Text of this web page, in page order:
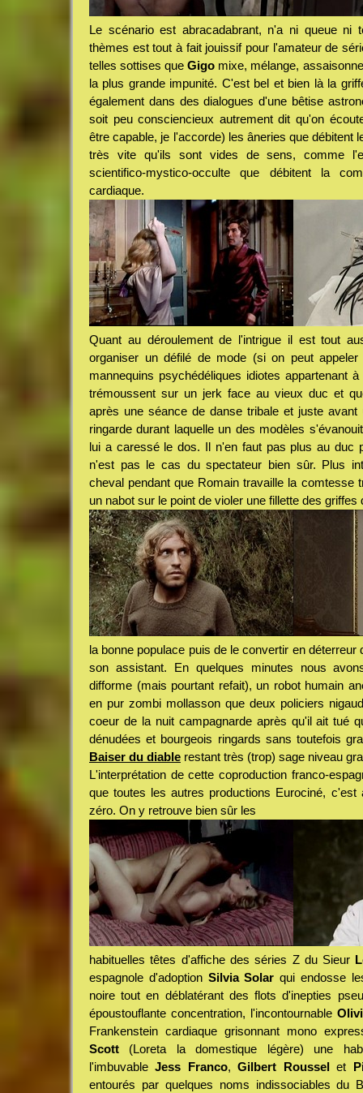
Le scénario est abracadabrant, n'a ni queue ni
thèmes est tout à fait jouissif pour l'amateur de
telles sottises queGigo mixe, mélange,
la plus grande impunité. C'est bel et bien là la
également dans des dialogues d'une bêtise
soit peu consciencieux autrement dit qu'on
être capable, je l'accorde) les âneries que débitent
très vite qu'ils sont vides de sens, comme
scientifico-mystico-occulte que débitent la
cardiaque.
Quant au déroulement de l'intrigue il est tout
organiser un défilé de mode (si on peut
mannequins psychédéliques idiotes appartenant
trémoussent sur un jerk face au vieux duc et
après une séance de danse tribale et juste
ringarde durant laquelle un des modèles
lui a caressé le dos. Il n'en faut pas plus au duc
n'est pas le cas du spectateur bien sûr. Plus
cheval pendant que Romain travaille la comtesse
un nabot sur le point de violer une fillette des griffes
la bonne populace puis de le convertir en déterreur
son assistant. En quelques minutes nous
difforme (mais pourtant refait), un robot humain
en pur zombi mollasson que deux policiers
coeur de la nuit campagnarde après qu'il ait tué
dénudées et bourgeois ringards sans toutefois
Baiser du diable restant très (trop) sage niveau
L'interprétation de cette coproduction franco-
que toutes les autres productions Eurociné, c'est
zéro. On y retrouve bien sûr les
habituelles têtes d'affiche des séries Z du Sieur
espagnole d'adoption Silvia Solar qui endosse
noire tout en déblatérant des flots d'inepties
époustouflante concentration, l'incontournable
Frankenstein cardiaque grisonnant mono
Scott (Loreta la domestique légère) une
l'imbuvableJess Franco,Gilbert Rousselet
entourés par quelques noms indissociables du